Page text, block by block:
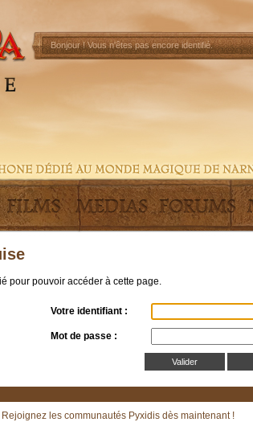
Bonjour !Vous n'êtes pas encore identifié.
pour pouvoir accéder à cette page.
Votre identifiant :
Mot de passe :
Rejoignez les communautés Pyxidis dès maintenant !